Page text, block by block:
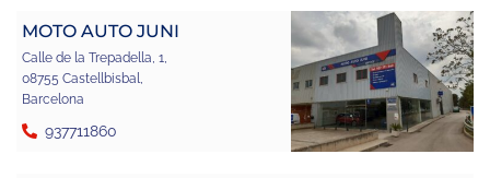
MOTO AUTO JUNI
Calle de la Trepadella, 1,
08755 Castellbisbal,
Barcelona
937711860